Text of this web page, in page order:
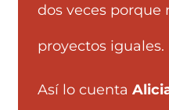
dos veces porque
proyectos iguales.
Así lo cuenta